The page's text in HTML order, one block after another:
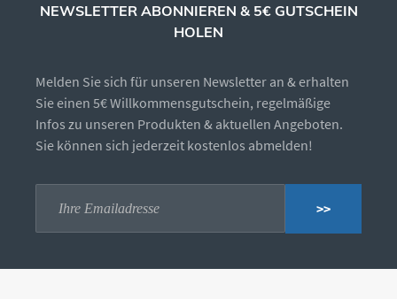
NEWSLETTER ABONNIEREN & 5€ GUTSCHEIN
HOLEN
Melden Sie sich für unseren Newsletter an & erhalten
Sie einen 5€ Willkommensgutschein, regelmäßige
Infos zu unseren Produkten & aktuellen Angeboten.
Sie können sich jederzeit kostenlos abmelden!
>>